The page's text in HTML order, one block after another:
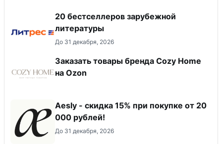
20 бестселлеров зарубежной
литературы
До 31 декабря, 2026
Заказать товары бренда Cozy Home
на Ozon
Aesly - скидка 15% при покупке от 20
000 рублей!
До 31 декабря, 2026